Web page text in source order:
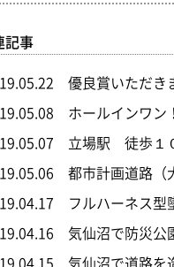
記事
優良賞いただき
ホールインワン
立場駅 徒歩１
都市計画道路（
フルハーネス型
気仙沼で防災公
気仙沼で道路を